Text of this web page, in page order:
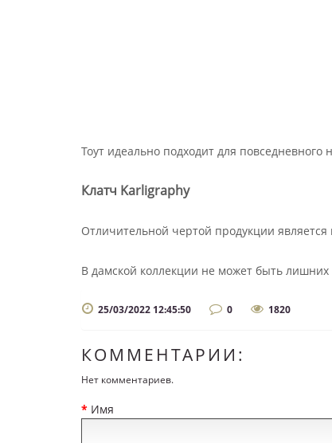
Тоут идеально подходит для
Клатч Karligraphy
Отличительной чертой продукции
В дамской коллекции не может быть
25/03/2022 12:45:50 0 1820
КОММЕНТАРИИ:
Нет комментариев.
Имя